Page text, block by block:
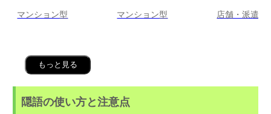
マンション型 マンション型 店舗・派遣
もっと見る
隠語の使い方と注意点